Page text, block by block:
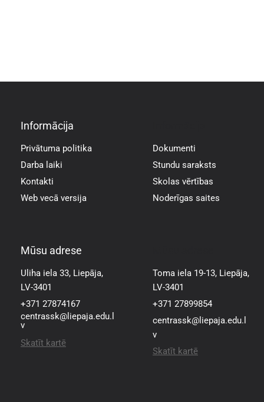
Informācija
Privātuma politika
Darba laiki
Kontakti
Web vecā versija
Dokumenti
Stundu saraksts
Skolas vērtības
Noderīgas saites
Mūsu adrese
Uliha iela 33, Liepāja,
LV-3401
+371 27874167
centrassk@liepaja.edu.l
v
Skatīt kartē
Toma iela 19-13, Liepāja,
LV-3401
+371 27899854
centrassk@liepaja.edu.l
v
Skatīt kartē